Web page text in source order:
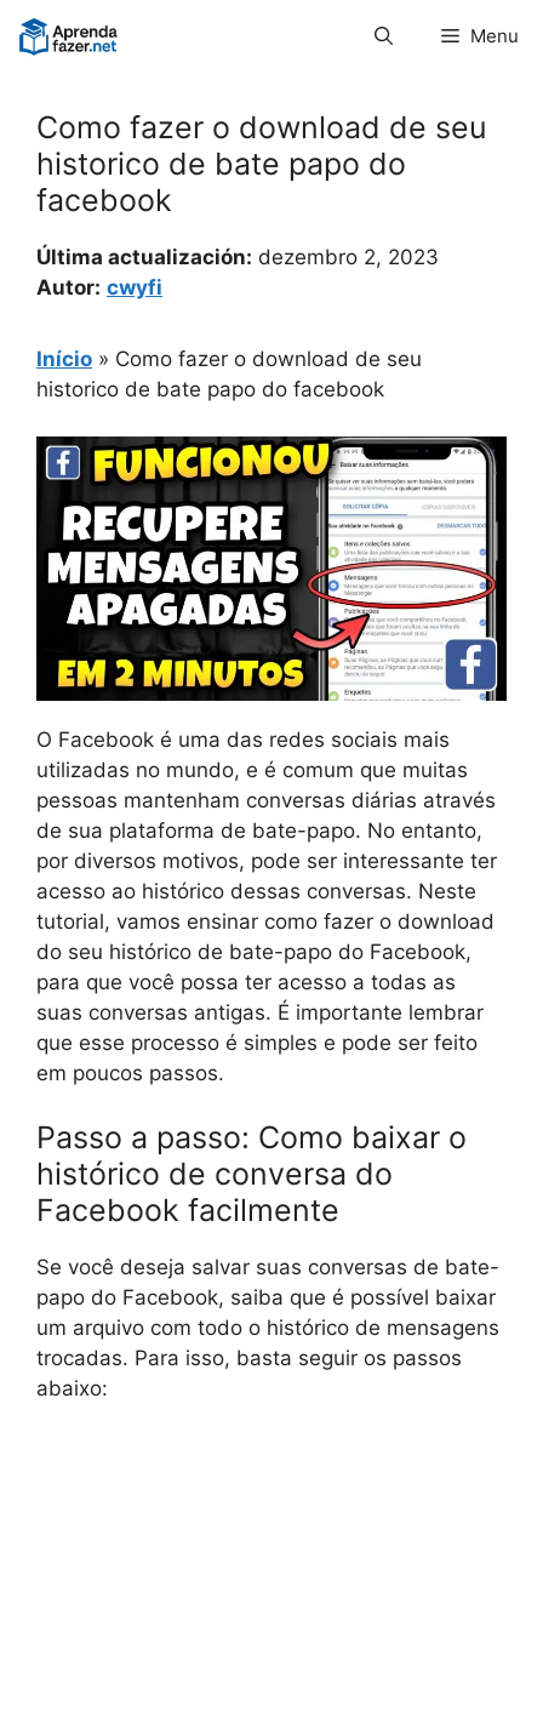
Pular
para
Menu
Como fazer o download de seu
historico de bate papo do
facebook
Última actualización: dezembro 2, 2023
Autor: cwyfi
Início » Como fazer o download de seu
historico de bate papo do facebook
O Facebook é uma das redes sociais mais
utilizadas no mundo, e é comum que muitas
pessoas mantenham conversas diárias através
de sua plataforma de bate-papo. No entanto,
por diversos motivos, pode ser interessante ter
acesso ao histórico dessas conversas. Neste
tutorial, vamos ensinar como fazer o download
do seu histórico de bate-papo do Facebook,
para que você possa ter acesso a todas as
suas conversas antigas. É importante lembrar
que esse processo é simples e pode ser feito
em poucos passos.
Passo a passo: Como baixar o
histórico de conversa do
Facebook facilmente
Se você deseja salvar suas conversas de bate-
papo do Facebook, saiba que é possível baixar
um arquivo com todo o histórico de mensagens
trocadas. Para isso, basta seguir os passos
abaixo: